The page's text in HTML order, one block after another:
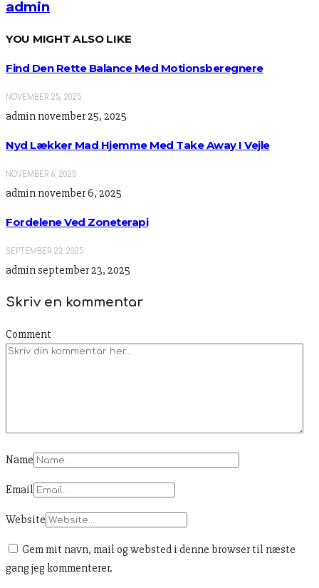
admin
YOU MIGHT ALSO LIKE
Find Den Rette Balance Med Motionsberegnere
NOVEMBER 25, 2025
admin november 25, 2025
Nyd Lækker Mad Hjemme Med Take Away I Vejle
NOVEMBER 6, 2025
admin november 6, 2025
Fordelene Ved Zoneterapi
SEPTEMBER 23, 2025
adminseptember 23, 2025
Skriv en kommentar
Comment
Name
Email
Website
Gem mit navn, mail og websted i denne browser til næste
gang jeg kommenterer.